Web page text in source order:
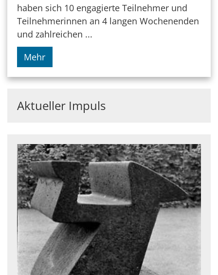
haben sich 10 engagierte Teilnehmer und
Teilnehmerinnen an 4 langen Wochenenden
und zahlreichen ...
Mehr
Aktueller Impuls